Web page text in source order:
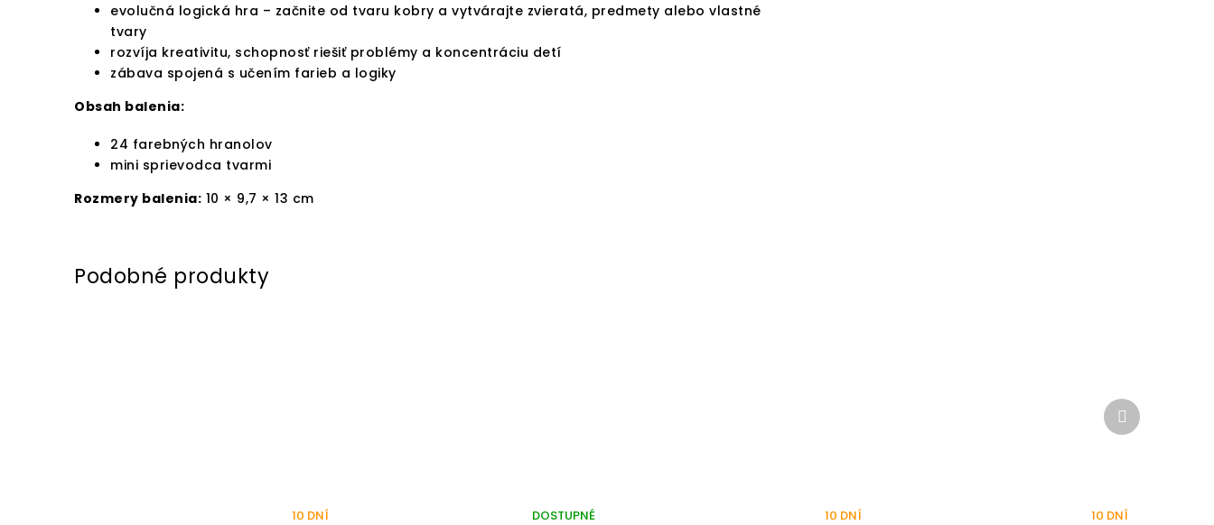
evolučná logická hra – začnite od tvaru kobry a vytvárajte zvieratá, predmety alebo vlastné
tvary
rozvíja kreativitu, schopnosť riešiť problémy a koncentráciu detí
zábava spojená s učením farieb a logiky
Obsah balenia:
24 farebných hranolov
mini sprievodca tvarmi
Rozmery balenia: 10 × 9,7 × 13 cm
10 DNÍ DOSTUPNÉ 10 DNÍ 10 DNÍ
Ďalší
produkt